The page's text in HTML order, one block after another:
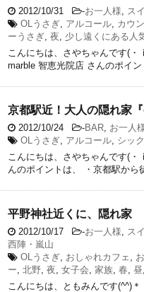
2012/10/31 -お一人様, ス
OLうさぎ, アルコール, カウ
ーうさぎ, 夜, 少し遠くにある人
こんにちは、さやちゃんです(
marble 智恵光院店 さんのポイ
京都駅近！大人の隠れ家
2012/10/24 -BAR, お一人
OLうさぎ, アルコール, シッ
こんにちは、さやちゃんです(
んのポイントは、 ・京都駅から
平野神社近くに、隠れ家
2012/10/17 -お一人様, ス
西陣・嵐山
OLうさぎ, おしゃれカフェ ,
ー, 北野, 夜, 女子会, 家族, 春, 昼,
こんにちは、ともみんです(^^)